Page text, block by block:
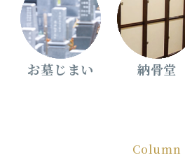
お墓じまい 納骨堂
Column